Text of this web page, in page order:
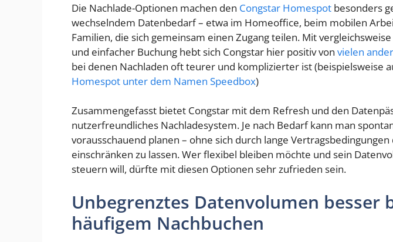
Die Nachlade-Optionen machen den Congstar Homespot besonders
wechselndem Datenbedarf – etwa im Homeoffice, beim mobilen
Familien, die sich gemeinsam einen Zugang teilen. Mit
und einfacher Buchung hebt sich Congstar hier positiv von vielen
bei denen Nachladen oft teurer und komplizierter ist (beispielsweise
Homespot unter dem Namen Speedbox)
Zusammengefasst bietet Congstar mit dem Refresh und den
nutzerfreundliches Nachladesystem. Je nach Bedarf kann man
vorausschauend planen – ohne sich durch lange
einschränken zu lassen. Wer flexibel bleiben möchte und sein
steuern will, dürfte mit diesen Optionen sehr zufrieden sein.
Unbegrenztes Datenvolumen besser
häufigem Nachbuchen